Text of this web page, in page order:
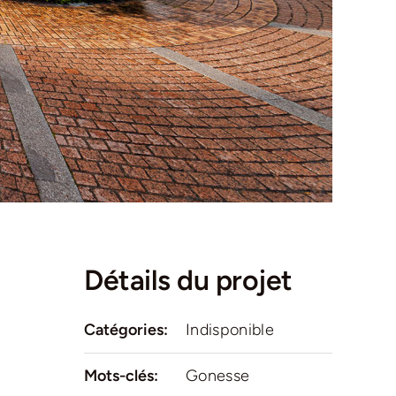
Détails du projet
Catégories: Indisponible
Mots-clés: Gonesse